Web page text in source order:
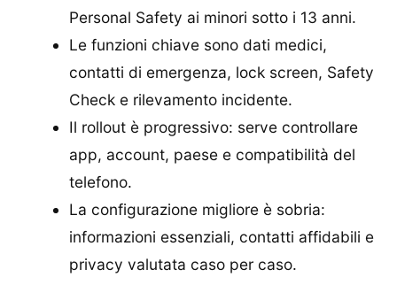
Personal Safety ai minori sotto i 13 anni.
Le funzioni chiave sono dati medici,
contatti di emergenza, lock screen, Safety
Check e rilevamento incidente.
Il rollout è progressivo: serve controllare
app, account, paese e compatibilità del
telefono.
La configurazione migliore è sobria:
informazioni essenziali, contatti affidabili e
privacy valutata caso per caso.